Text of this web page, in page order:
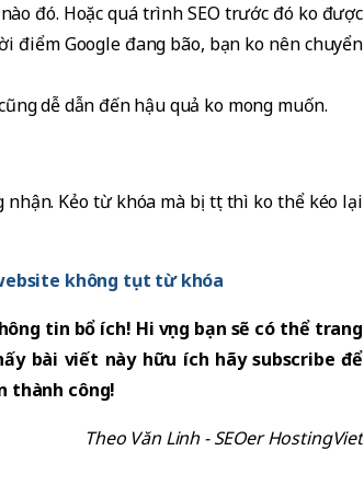
đó. Hoặc quá trình SEO trước đó ko được
điểm Google đang bão, bạn ko nên chuyển
dễ dẫn đến hậu quả ko mong muốn.
Kẻo từ khóa mà bị tụt thì ko thể kéo lại
không tụt từ khóa
tin bổ ích! Hi vọng bạn sẽ có thể trang
bài viết này hữu ích hãy subscribe để
thành công!
Theo Văn Linh - SEOer HostingViet